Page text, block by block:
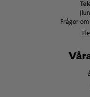
Frågor